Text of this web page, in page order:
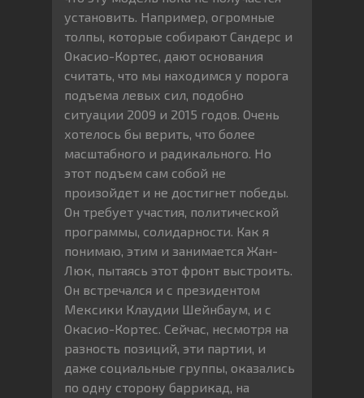
установить. Например, огромные
толпы, которые собирают Сандерс и
Окасио-Кортес, дают основания
считать, что мы находимся у порога
подъема левых сил, подобно
ситуации 2009 и 2015 годов. Очень
хотелось бы верить, что более
масштабного и радикального. Но
этот подъем сам собой не
произойдет и не достигнет победы.
Он требует участия, политической
программы, солидарности. Как я
понимаю, этим и занимается Жан-
Люк, пытаясь этот фронт выстроить.
Он встречался и с президентом
Мексики Клаудии Шейнбаум, и с
Окасио-Кортес. Сейчас, несмотря на
разность позиций, эти партии, и
даже социальные группы, оказались
по одну сторону баррикад, на